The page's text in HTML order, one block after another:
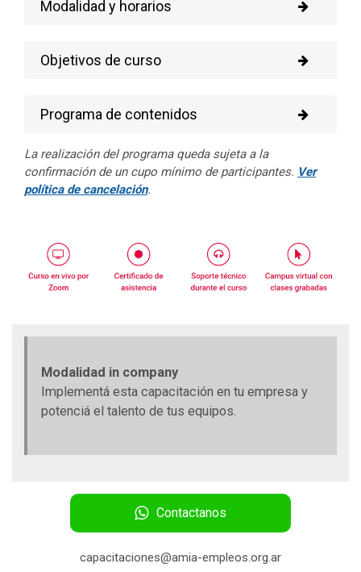
Modalidad y horarios
Objetivos de curso
Programa de contenidos
La realización del programa queda sujeta a la
confirmación de un cupo mínimo de participantes. Ver
política de cancelación.
Modalidad in company
Implementá esta capacitación en tu empresa y
potenciá el talento de tus equipos.
Contactanos
capacitaciones@amia-empleos.org.ar